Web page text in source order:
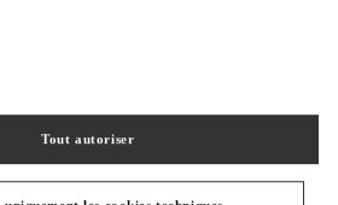
Tout autoriser